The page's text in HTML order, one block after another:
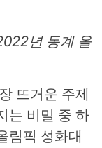
년 동계 올
뜨거운 주제
는 비밀 중 하
림픽 성화대